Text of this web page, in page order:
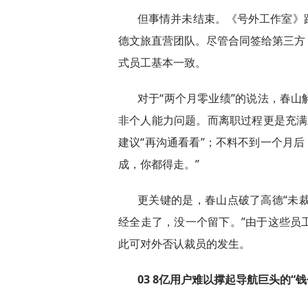
但事情并未结束。《号外工作室
德文旅直营团队。尽管合同签给第三
式员工基本一致。
对于“两个月零业绩”的说法，春
非个人能力问题。而离职过程更是充
建议“再沟通看看”；不料不到一个月
成，你都得走。”
更关键的是，春山点破了高德“未
经全走了，没一个留下。”由于这些
此可对外否认裁员的发生。
03 8亿用户难以撑起导航巨头的“